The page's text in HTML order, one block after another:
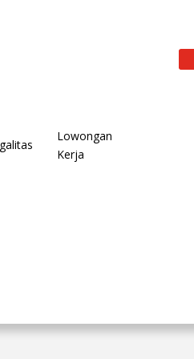
Lowongan
Kerja